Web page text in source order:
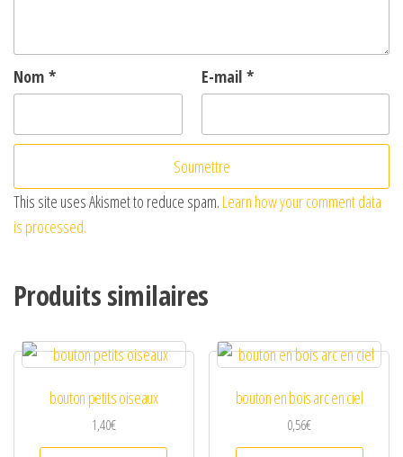
Nom * E-mail *
This site uses Akismet to reduce spam. Learn how your comment data
is processed.
Produits similaires
bouton petits oiseaux
1,40€
bouton en bois arc en ciel
0,56€